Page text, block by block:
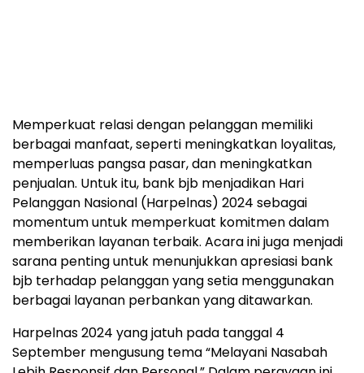
Memperkuat relasi dengan pelanggan memiliki
berbagai manfaat, seperti meningkatkan loyalitas,
memperluas pangsa pasar, dan meningkatkan
penjualan. Untuk itu, bank bjb menjadikan Hari
Pelanggan Nasional (Harpelnas) 2024 sebagai
momentum untuk memperkuat komitmen dalam
memberikan layanan terbaik. Acara ini juga menjadi
sarana penting untuk menunjukkan apresiasi bank
bjb terhadap pelanggan yang setia menggunakan
berbagai layanan perbankan yang ditawarkan.
Harpelnas 2024 yang jatuh pada tanggal 4
September mengusung tema “Melayani Nasabah